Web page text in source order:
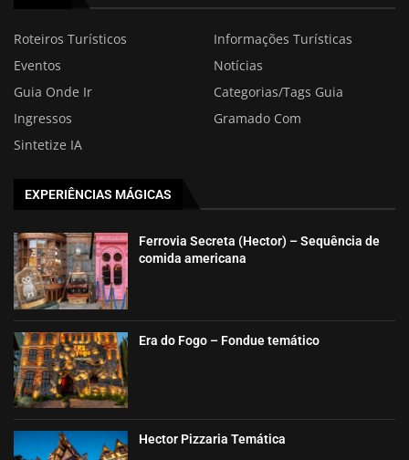
Roteiros Turísticos
Informações Turísticas
Eventos
Notícias
Guia Onde Ir
Categorias/Tags Guia
Ingressos
Gramado Com
Sintetize IA
EXPERIÊNCIAS MÁGICAS
Ferrovia Secreta (Hector) – Sequência de
comida americana
Era do Fogo – Fondue temático
Hector Pizzaria Temática